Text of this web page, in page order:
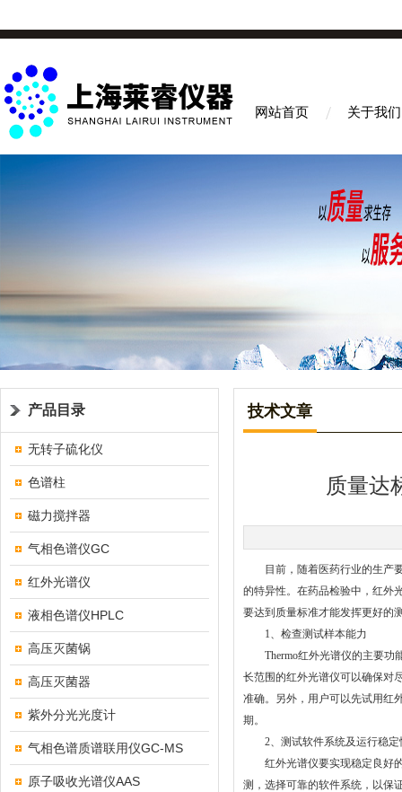
网站首页 关于我们
产品目录
无转子硫化仪
色谱柱
磁力搅拌器
气相色谱仪GC
红外光谱仪
液相色谱仪HPLC
高压灭菌锅
高压灭菌器
紫外分光光度计
气相色谱质谱联用仪GC-MS
原子吸收光谱仪AAS
技术文章
质量达
目前，随着医药行业的生产要
的特异性。在药品检验中，红外
要达到质量标准才能发挥更好的
1、检查测试样本能力
Thermo红外光谱仪的主要功
长范围的红外光谱仪可以确保对
准确。另外，用户可以先试用红
期。
2、测试软件系统及运行稳定
红外光谱仪要实现稳定良好的
测，选择可靠的软件系统，以保